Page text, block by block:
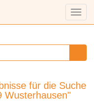
Menü
für die Suche
Wusterhausen"